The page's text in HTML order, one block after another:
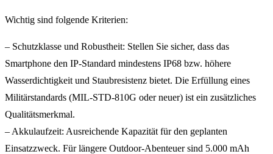
Wichtig sind folgende Kriterien:
– Schutzklasse und Robustheit: Stellen Sie sicher, dass das
Smartphone den IP-Standard mindestens IP68 bzw. höhere
Wasserdichtigkeit und Staubresistenz bietet. Die Erfüllung eines
Militärstandards (MIL-STD-810G oder neuer) ist ein zusätzliches
Qualitätsmerkmal.
– Akkulaufzeit: Ausreichende Kapazität für den geplanten
Einsatzzweck. Für längere Outdoor-Abenteuer sind 5.000 mAh